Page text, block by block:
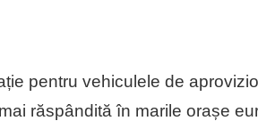
pentru vehiculele de
răspândită în marile orașe